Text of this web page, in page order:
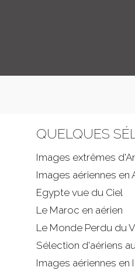
QUELQUES
Images extrêmes d'
Images aériennes en
Egypte vue du Ciel
Le Maroc en aérien
Le Monde Perdu du
Sélection d'aériens
Images aériennes en